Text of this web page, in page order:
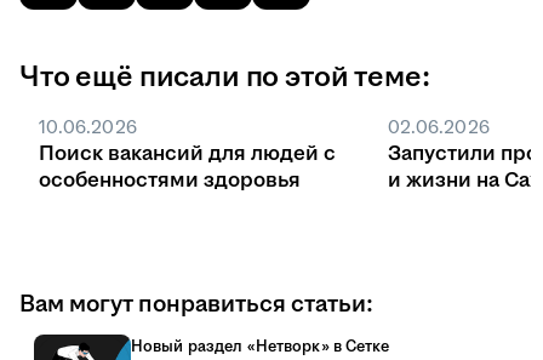
Что ещё писали по этой теме:
10.06.2026
Поиск вакансий для людей с
особенностями здоровья
02.06.2026
Запустили
и жизни на
Вам могут понравиться статьи:
Новый раздел «Нетворк» в Сетке